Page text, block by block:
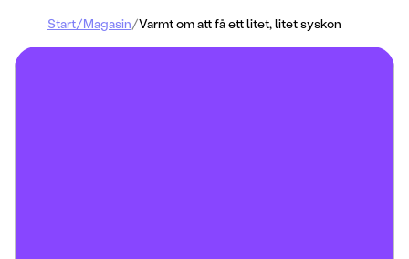
Start/Magasin/Varmt om att få ett litet, litet syskon